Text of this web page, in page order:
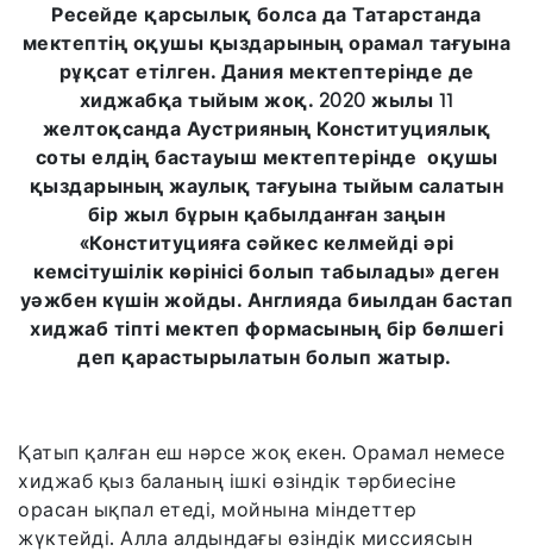
Ресейде қарсылық болса да Татарстанда
мектептің оқушы қыздарының орамал тағуына
рұқсат етілген. Дания мектептерінде де
хиджабқа тыйым жоқ. 2020 жылы 11
желтоқсанда Аустрияның Конституциялық
соты елдің бастауыш мектептерінде оқушы
қыздарының жаулық тағуына тыйым салатын
бір жыл бұрын қабылданған заңын
«Конституцияға сәйкес келмейді әрі
кемсітушілік көрінісі болып табылады» деген
уәжбен күшін жойды. Англияда биылдан бастап
хиджаб тіпті мектеп формасының бір бөлшегі
деп қарастырылатын болып жатыр.
Қатып қалған еш нәрсе жоқ екен. Орамал немесе
хиджаб қыз баланың ішкі өзіндік тәрбиесіне
орасан ықпал етеді, мойнына міндеттер
жүктейді. Алла алдындағы өзіндік миссиясын